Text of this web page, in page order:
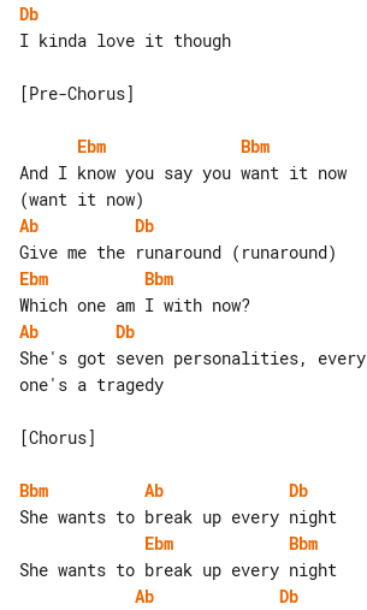
Db
I kinda love it though
[Pre-Chorus]
Ebm
Bbm
And I know you say you want it now
Ab
Db
Ebm
Bbm
Ab
Db
She's got seven personalities, every
one's a tragedy
[Chorus]
Bbm Ab
Db
Ebm
Bbm
Ab
Db